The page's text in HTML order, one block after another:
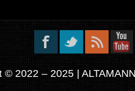
© 2022 – 2025 |